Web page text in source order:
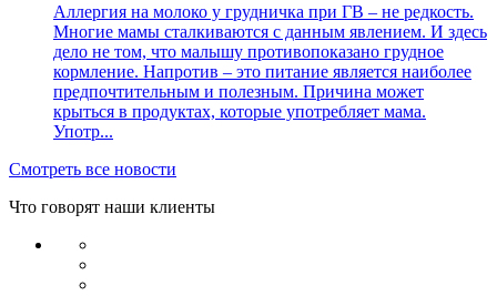
Аллергия на молоко у грудничка при ГВ – не редкость.
Многие мамы сталкиваются с данным явлением. И здесь
дело не том, что малышу противопоказано грудное
кормление. Напротив – это питание является наиболее
предпочтительным и полезным. Причина может
крыться в продуктах, которые употребляет мама.
Употр...
Смотреть все новости
Что говорят наши клиенты